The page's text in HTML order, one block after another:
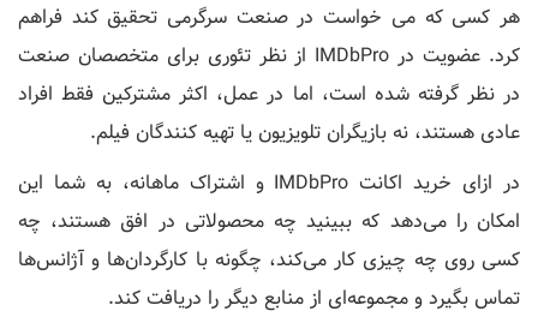
هر کسی که می خواست در صنعت سرگرمی تحقیق کند فراهم
کرد. عضویت در IMDbPro از نظر تئوری برای متخصصان صنعت
در نظر گرفته شده است، اما در عمل، اکثر مشترکین فقط افراد
عادی هستند، نه بازیگران تلویزیون یا تهیه کنندگان فیلم.
در ازای خرید اکانت IMDbPro و اشتراک ماهانه، به شما این
امکان را می‌دهد که ببینید چه محصولاتی در افق هستند، چه
کسی روی چه چیزی کار می‌کند، چگونه با کارگردان‌ها و آژانس‌ها
تماس بگیرد و مجموعه‌ای از منابع دیگر را دریافت کند.